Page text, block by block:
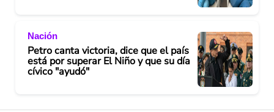
Nación
Petro canta victoria, dice que el país
está por superar El Niño y que su día
cívico "ayudó"